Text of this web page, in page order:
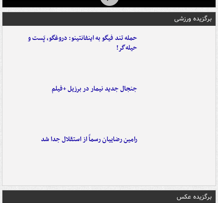
برگزیده ورزشی
حمله تند فیگو به اینفانتینو: دروغگو، پَست‌ و
حیله‌گر!
جنجال جدید نیمار در برزیل +فیلم
رامین رضاییان رسماً از استقلال جدا شد
برگزیده عکس